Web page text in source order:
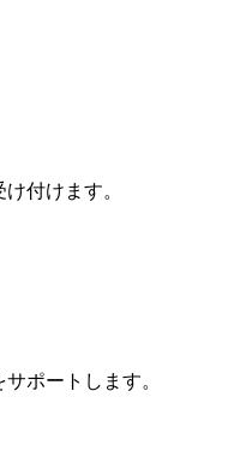
付けます。
ポートします。